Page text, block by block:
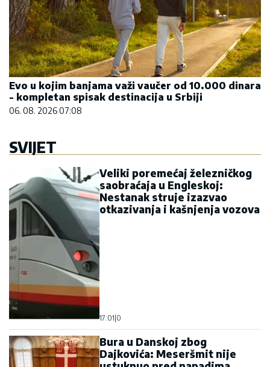
Evo u kojim banjama važi vaučer od 10.000 dinara
- kompletan spisak destinacija u Srbiji
06. 08. 2026 07:08
SVIJET
Veliki poremećaj železničkog
saobraćaja u Engleskoj:
Nestanak struje izazvao
otkazivanja i kašnjenja vozova
17:01|0
Bura u Danskoj zbog
Dajkovića: Meseršmit nije